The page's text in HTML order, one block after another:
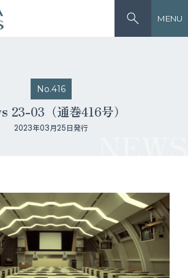
MENU
No.416
23-03（通巻416号）
2023年03月25日発行